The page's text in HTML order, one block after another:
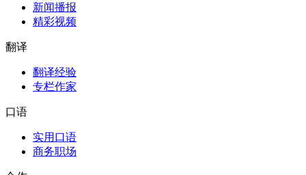
新闻播报
精彩视频
翻译
翻译经验
专栏作家
口语
实用口语
商务职场